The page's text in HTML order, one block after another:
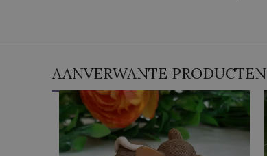
AANVERWANTE PRODUCTEN